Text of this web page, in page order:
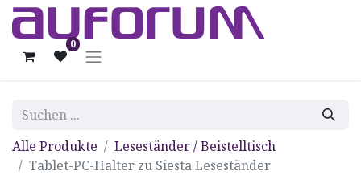
0
Alle Produkte
Leseständer / Beistelltisch
Tablet-PC-Halter zu Siesta Leseständer